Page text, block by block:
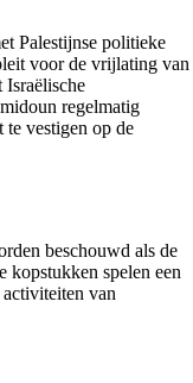
Palestijnse politieke
voor de vrijlating van
Israëlische
regelmatig
te vestigen op de
beschouwd als de
kopstukken spelen een
van